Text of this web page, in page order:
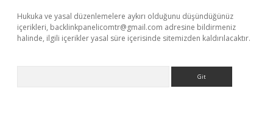
Hukuka ve yasal düzenlemelere aykırı olduğunu düşündüğünüz
içerikleri, backlinkpanelicomtr@gmail.com adresine bildirmeniz
halinde, ilgili içerikler yasal süre içerisinde sitemizden kaldırılacaktır.